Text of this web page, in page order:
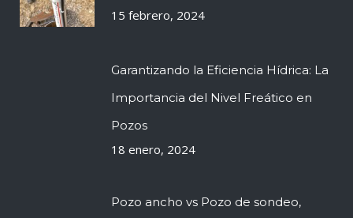
15 febrero, 2024
Garantizando la Eficiencia Hídrica: La
Importancia del Nivel Freático en
Pozos
18 enero, 2024
Pozo ancho vs Pozo de sondeo,